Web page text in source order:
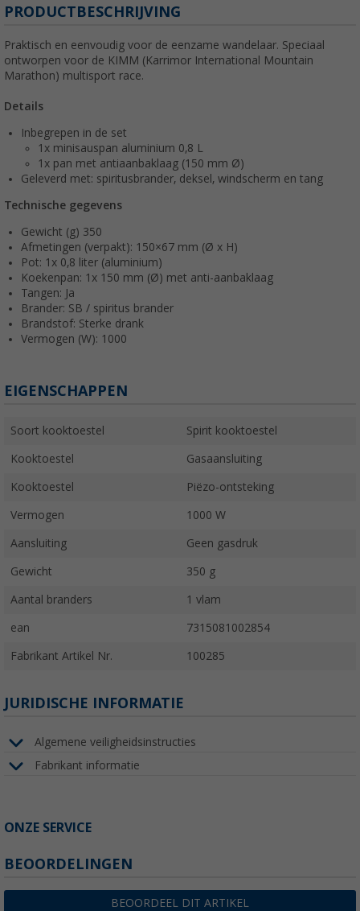
PRODUCTBESCHRIJVING
Praktisch en eenvoudig voor de eenzame wandelaar. Speciaal
ontworpen voor de KIMM (Karrimor International Mountain
Marathon) multisport race.
Details
Inbegrepen in de set
1x minisauspan aluminium 0,8 L
1x pan met antiaanbaklaag (150 mm Ø)
Geleverd met: spiritusbrander, deksel, windscherm en tang
Technische gegevens
Gewicht (g) 350
Afmetingen (verpakt): 150×67 mm (Ø x H)
Pot: 1x 0,8 liter (aluminium)
Koekenpan: 1x 150 mm (Ø) met anti-aanbaklaag
Tangen: Ja
Brander: SB / spiritus brander
Brandstof: Sterke drank
Vermogen (W): 1000
EIGENSCHAPPEN
Soort kooktoestel Spirit kooktoestel
Kooktoestel Gasaansluiting
Kooktoestel Piëzo-ontsteking
Vermogen 1000 W
Aansluiting Geen gasdruk
Gewicht 350 g
Aantal branders 1 vlam
ean 7315081002854
Fabrikant Artikel Nr. 100285
JURIDISCHE INFORMATIE
Algemene veiligheidsinstructies
Fabrikant informatie
ONZE SERVICE
BEOORDELINGEN
BEOORDEEL DIT ARTIKEL